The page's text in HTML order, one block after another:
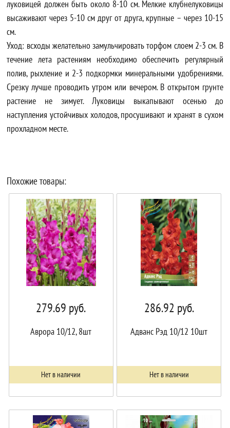
луковицей должен быть около 8-10 см. Мелкие клубнелуковицы
высаживают через 5-10 см друг от друга, крупные – через 10-15
см.
Уход: всходы желательно замульчировать торфом слоем 2-3 см. В
течение лета растениям необходимо обеспечить регулярный
полив, рыхление и 2-3 подкормки минеральными удобрениями.
Срезку лучше проводить утром или вечером. В открытом грунте
растение не зимует. Луковицы выкапывают осенью до
наступления устойчивых холодов, просушивают и хранят в сухом
прохладном месте.
Похожие товары:
279.69 руб.
Аврора 10/12, 8шт
Нет в наличии
286.92 руб.
Адванс Рэд 10/12 10шт
Нет в наличии